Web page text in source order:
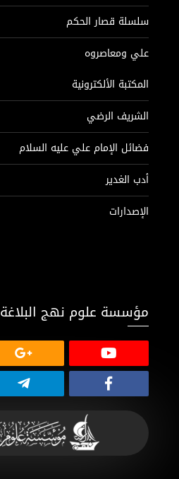
سلسلة قصار الحكم
علي ومعاصروه
المكتبة الألكترونية
الشريف الرضي
فضائل الإمام علي عليه السلام
أدب الغدير
الإصدارات
مؤسسة علوم نهج البلاغة